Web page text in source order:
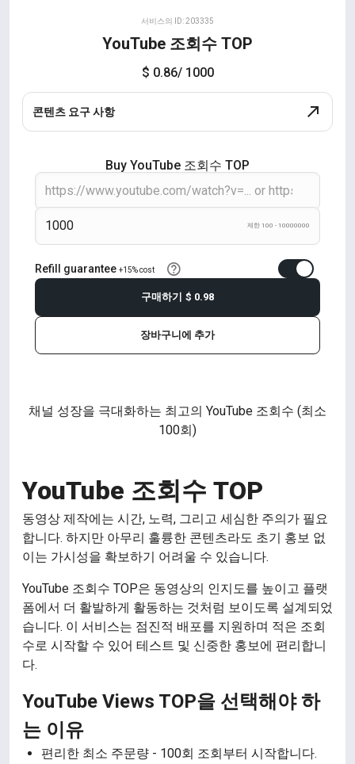
서비스의 ID: 203335
YouTube 조회수 TOP
$ 0.86/ 1000
콘텐츠 요구 사항
Buy YouTube 조회수 TOP
제한 100 - 10000000
Refill guarantee +15% cost
장바구니에 추가
구매하기 $ 0.98
채널 성장을 극대화하는 최고의 YouTube 조회수 (최소
100회)
YouTube 조회수 TOP
동영상 제작에는 시간, 노력, 그리고 세심한 주의가 필요
합니다. 하지만 아무리 훌륭한 콘텐츠라도 초기 홍보 없
이는 가시성을 확보하기 어려울 수 있습니다.
YouTube 조회수 TOP은 동영상의 인지도를 높이고 플랫
폼에서 더 활발하게 활동하는 것처럼 보이도록 설계되었
습니다. 이 서비스는 점진적 배포를 지원하며 적은 조회
수로 시작할 수 있어 테스트 및 신중한 홍보에 편리합니
다.
YouTube Views TOP을 선택해야 하
는 이유
편리한 최소 주문량 - 100회 조회부터 시작합니다.